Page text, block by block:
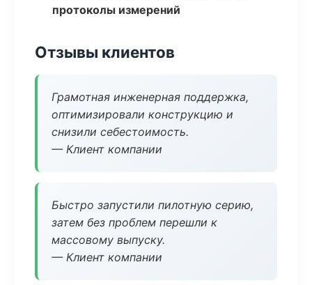
протоколы измерений
Отзывы клиентов
Грамотная инженерная поддержка,
оптимизировали конструкцию и
снизили себестоимость.
— Клиент компании
Быстро запустили пилотную серию,
затем без проблем перешли к
массовому выпуску.
— Клиент компании